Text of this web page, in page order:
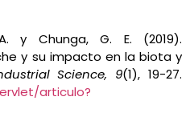
y Chunga, G. E. (2019).
y su impacto en la biota y
Science, 9(1), 19-27.
articulo?